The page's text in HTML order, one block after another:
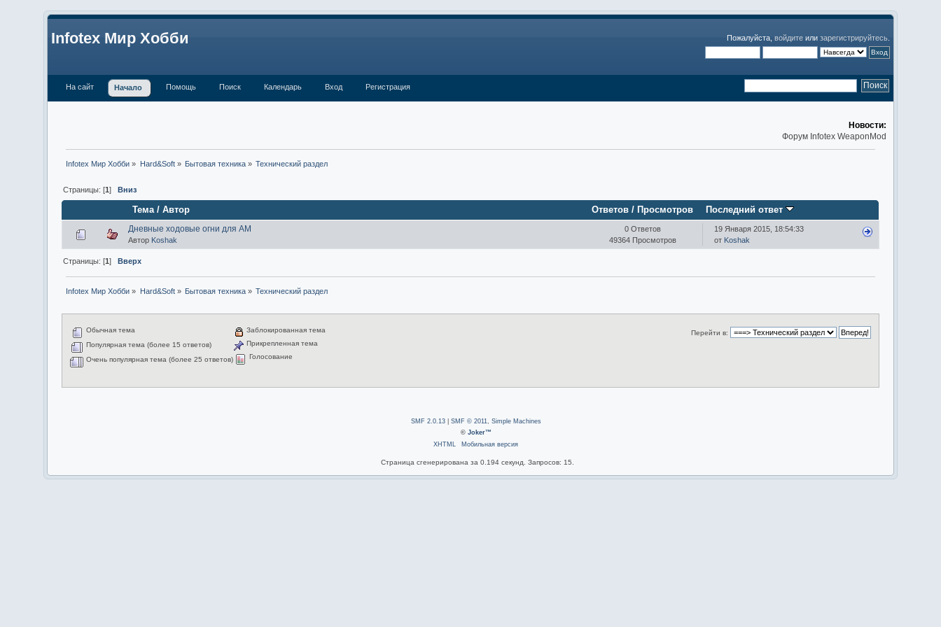
Infotex Мир Хобби Пожалуйста, войдитеили зарегистрируйтесь.
На сайт Начало Помощь Поиск Календарь Вход Регистрация
Новости:
Форум Infotex WeaponMod
Infotex Мир Хобби » Hard&Soft» Бытовая техника» Технический раздел
Страницы: [1]Вниз
Тема/Автор Ответов / Просмотров Последний ответ
Дневные ходовые огни для АМ
Автор Koshak
0 Ответов
49364 Просмотров
19 Января 2015, 18:54:33
от Koshak
Страницы: [1] Вверх
Infotex Мир Хобби » Hard&Soft» Бытовая техника» Технический раздел
Перейти в:
Обычная тема
Популярная тема (более 15 ответов)
Очень популярная тема (более 25 ответов)
Заблокированная тема
Прикрепленная тема
Голосование
SMF 2.0.13| SMF © 2011, Simple Machines
© Joker™
XHTML
Мобильная версия
Страница сгенерирована за 0.194 секунд. Запросов: 15.